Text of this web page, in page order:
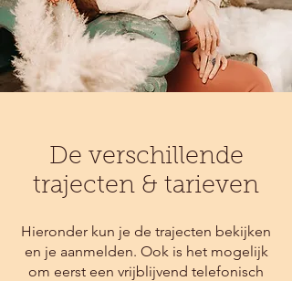
De verschillende
trajecten & tarieven
Hieronder kun je de trajecten bekijken
en je aanmelden. Ook is het mogelijk
om eerst een vrijblijvend telefonisch